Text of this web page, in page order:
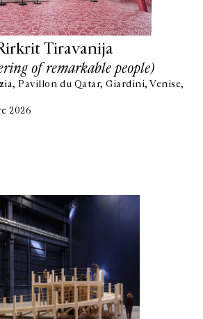
Tiravanija
of remarkable people)
Pavillon du Qatar, Giardini, Venise,
2026